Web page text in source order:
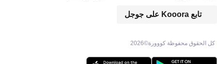
كل الحقوق محفوظة كووورة©2026
تابع Kooora على جوجل